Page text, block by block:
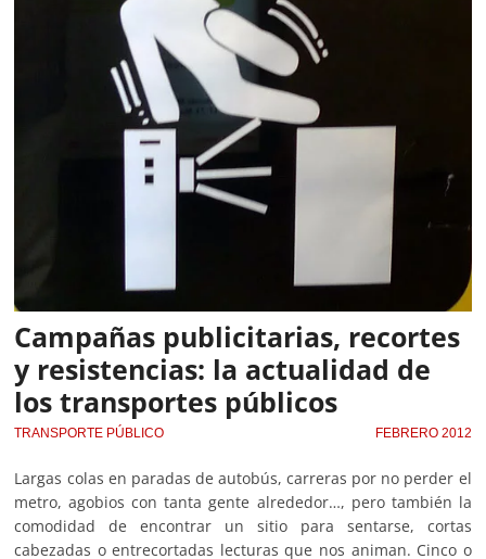
Campañas publicitarias, recortes
y resistencias: la actualidad de
los transportes públicos
TRANSPORTE PÚBLICO FEBRERO 2012
Largas colas en paradas de autobús, carreras por no perder el
metro, agobios con tanta gente alrededor…, pero también la
comodidad de encontrar un sitio para sentarse, cortas
cabezadas o entrecortadas lecturas que nos animan. Cinco o